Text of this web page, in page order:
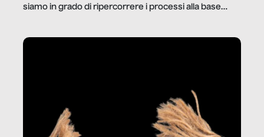
siamo in grado di ripercorrere i processi alla base
dietro gli oggetti e i servizi che fanno la nostra vita